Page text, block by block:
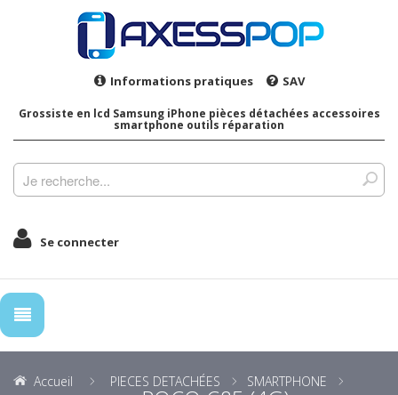
Informations pratiques SAV
Grossiste en lcd Samsung iPhone pièces détachées accessoires
smartphone outils réparation
Se connecter
Accueil PIECES DETACHÉES
SMARTPHONE